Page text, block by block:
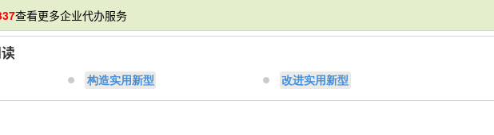
查看更多企业代办服务
构造实用新型 改进实用新型